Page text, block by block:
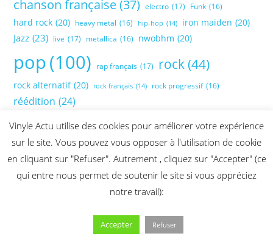
chanson française (37) electro (17) Funk (16)
hard rock (20) heavy metal (16) hip-hop (14) iron maiden (20)
Jazz (23) live (17) metallica (16) nwobhm (20)
pop(100) rap français (17) rock(44)
rock alternatif (20) rock français (14) rock progressif (16)
réédition (24)
Vinyle Actu utilise des cookies pour améliorer votre expérience
sur le site. Vous pouvez vous opposer à l'utilisation de cookie
en cliquant sur "Refuser". Autrement , cliquez sur "Accepter" (ce
qui entre nous permet de soutenir le site si vous appréciez
notre travail):
Accepter Refuser